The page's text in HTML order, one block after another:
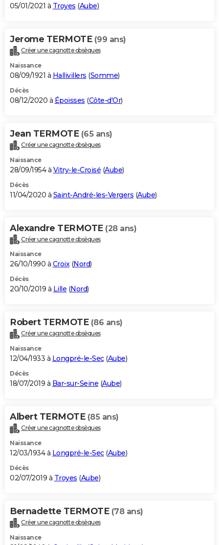
05/01/2021 à Troyes (Aube)
Jerome TERMOTE (99 ans)
Créer une cagnotte obsèques
Naissance
08/09/1921 à Hallivillers (Somme)
Décès
08/12/2020 à Époisses (Côte-d'Or)
Jean TERMOTE (65 ans)
Créer une cagnotte obsèques
Naissance
28/09/1954 à Vitry-le-Croisé (Aube)
Décès
11/04/2020 à Saint-André-les-Vergers (Aube)
Alexandre TERMOTE (28 ans)
Créer une cagnotte obsèques
Naissance
26/10/1990 à Croix(Nord)
Décès
20/10/2019 à Lille (Nord)
Robert TERMOTE (86 ans)
Créer une cagnotte obsèques
Naissance
12/04/1933 à Longpré-le-Sec(Aube)
Décès
18/07/2019 à Bar-sur-Seine (Aube)
Albert TERMOTE (85 ans)
Créer une cagnotte obsèques
Naissance
12/03/1934 à Longpré-le-Sec(Aube)
Décès
02/07/2019 à Troyes (Aube)
Bernadette TERMOTE (78 ans)
Créer une cagnotte obsèques
Naissance